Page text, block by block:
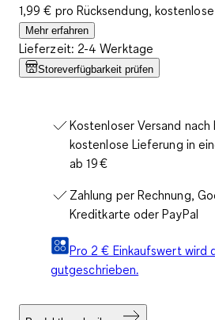
1,99 € pro Rücksendung,
Mehr erfahren
Lieferzeit: 2-4 Werktage
Storeverfügbarkeit prüfen
Kostenloser Versand nach
kostenlose Lieferung in
ab 19 €
Zahlung per Rechnung,
Kreditkarte oder PayPal
Pro 2 € Einkaufswert wird
gutgeschrieben.